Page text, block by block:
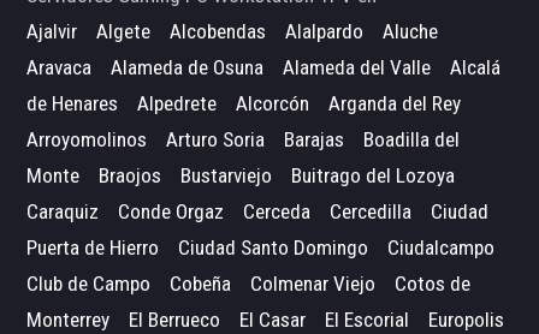
Ajalvir
Algete Alcobendas Alalpardo
Aluche
Aravaca
Alameda de Osuna Alameda del Valle
Alcalá
de Henares
Alpedrete Alcorcón
Arganda del Rey
Arroyomolinos
Arturo Soria Barajas
Boadilla del
Monte
Braojos Bustarviejo
Buitrago del Lozoya
Caraquiz
Conde Orgaz Cerceda Cercedilla
Ciudad
Puerta de Hierro
Ciudad Santo Domingo
Ciudalcampo
Club de Campo
Cobeña Colmenar Viejo
Cotos de
Monterrey
El Berrueco El Casar El Escorial
Europolis